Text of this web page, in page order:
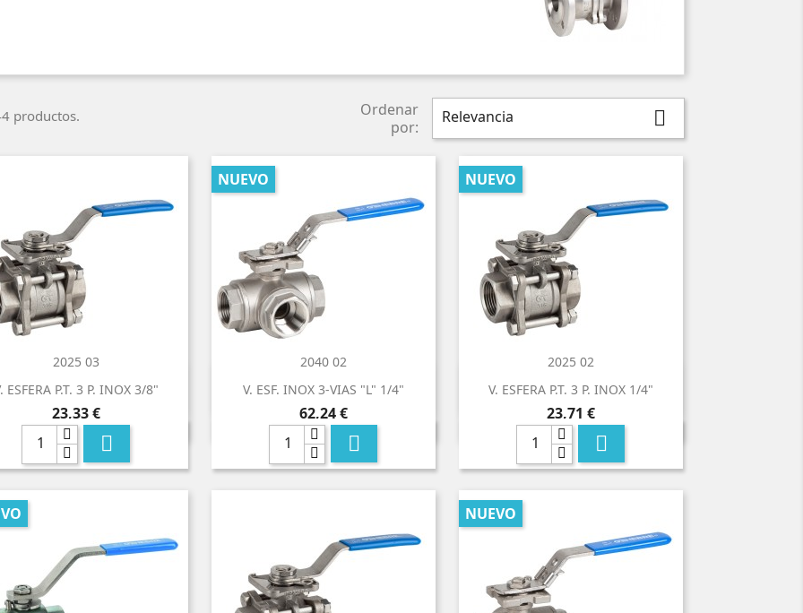
productos.
Ordenar
por:
Relevancia 
2025 03
ESFERA P.T. 3 P. INOX 3/8"
Precio
23,33 €

 Vista rápida
2040 02
V. ESF. INOX 3-VIAS "L" 1/4"
Precio
62,24 €

NUEVO
 Vista rápida
2025 02
V. ESFERA P.T. 3 P. INOX 1/4"
Precio
23,71 €

NUEVO
 Vista rápida
NUEVO